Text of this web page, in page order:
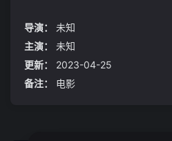
导演：
未知
主演：
未知
更新：
2023-04-25
备注：
电影